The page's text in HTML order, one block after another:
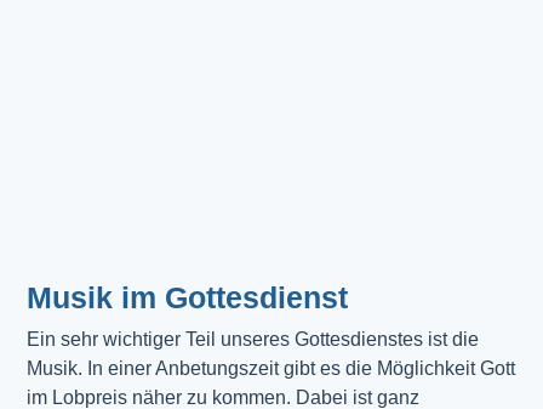
Musik im Gottesdienst​
Ein sehr wichtiger Teil unseres Gottesdienstes ist die
Musik. In einer Anbetungszeit gibt es die Möglichkeit Gott
im Lobpreis näher zu kommen. Dabei ist ganz